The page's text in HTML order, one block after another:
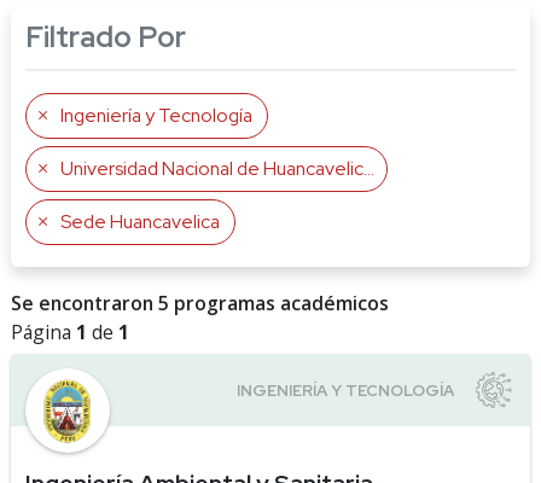
Filtrado Por
Ingeniería y Tecnología
Universidad Nacional de Huancavelica
Sede Huancavelica
Se encontraron 5 programas académicos
Página 1 de 1